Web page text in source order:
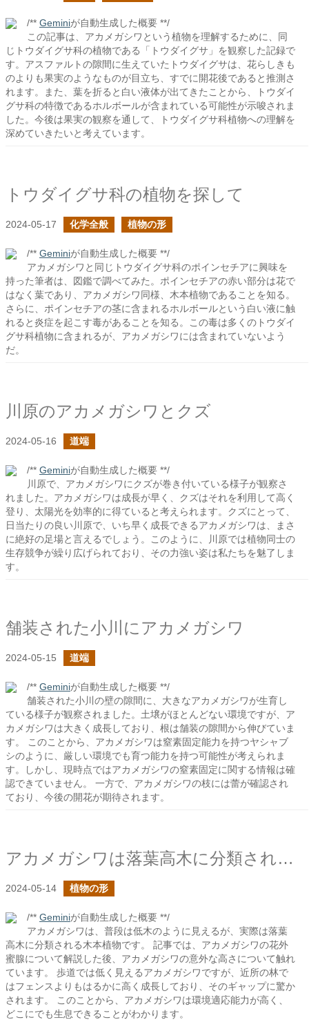
/** Geminiが自動生成した概要 **/
この記事は、アカメガシワという植物を理解するために、同
じトウダイグサ科の植物である「トウダイグサ」を観察した記録で
す。アスファルトの隙間に生えていたトウダイグサは、花らしきも
のよりも果実のようなものが目立ち、すでに開花後であると推測さ
れます。また、葉を折ると白い液体が出てきたことから、トウダイ
グサ科の特徴であるホルボールが含まれている可能性が示唆されま
した。今後は果実の観察を通して、トウダイグサ科植物への理解を
深めていきたいと考えています。
トウダイグサ科の植物を探して
2024-05-17 化学全般 植物の形
/** Geminiが自動生成した概要 **/
アカメガシワと同じトウダイグサ科のポインセチアに興味を
持った筆者は、図鑑で調べてみた。ポインセチアの赤い部分は花で
はなく葉であり、アカメガシワ同様、木本植物であることを知る。
さらに、ポインセチアの茎に含まれるホルボールという白い液に触
れると炎症を起こす毒があることを知る。この毒は多くのトウダイ
グサ科植物に含まれるが、アカメガシワには含まれていないよう
だ。
川原のアカメガシワとクズ
2024-05-16 道端
/** Geminiが自動生成した概要 **/
川原で、アカメガシワにクズが巻き付いている様子が観察さ
れました。アカメガシワは成長が早く、クズはそれを利用して高く
登り、太陽光を効率的に得ていると考えられます。クズにとって、
日当たりの良い川原で、いち早く成長できるアカメガシワは、まさ
に絶好の足場と言えるでしょう。このように、川原では植物同士の
生存競争が繰り広げられており、その力強い姿は私たちを魅了しま
す。
舗装された小川にアカメガシワ
2024-05-15 道端
/** Geminiが自動生成した概要 **/
舗装された小川の壁の隙間に、大きなアカメガシワが生育し
ている様子が観察されました。土壌がほとんどない環境ですが、ア
カメガシワは大きく成長しており、根は舗装の隙間から伸びていま
す。 このことから、アカメガシワは窒素固定能力を持つヤシャブ
シのように、厳しい環境でも育つ能力を持つ可能性が考えられま
す。しかし、現時点ではアカメガシワの窒素固定に関する情報は確
認できていません。 一方で、アカメガシワの枝には蕾が確認され
ており、今後の開花が期待されます。
アカメガシワは落葉高木に分類される木本植物だ
2024-05-14 植物の形
/** Geminiが自動生成した概要 **/
アカメガシワは、普段は低木のように見えるが、実際は落葉
高木に分類される木本植物です。 記事では、アカメガシワの花外
蜜腺について解説した後、アカメガシワの意外な高さについて触れ
ています。 歩道では低く見えるアカメガシワですが、近所の林で
はフェンスよりもはるかに高く成長しており、そのギャップに驚か
されます。 このことから、アカメガシワは環境適応能力が高く、
どこにでも生息できることがわかります。